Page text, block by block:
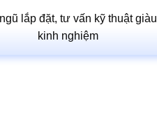
lắp đặt, tư vấn kỹ thuật giàu
kinh nghiệm